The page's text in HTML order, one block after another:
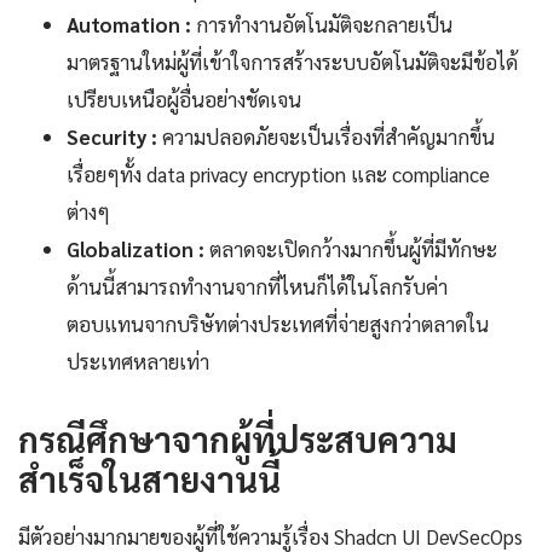
Automation : การทำงานอัตโนมัติจะกลายเป็น
มาตรฐานใหม่ผู้ที่เข้าใจการสร้างระบบอัตโนมัติจะมีข้อได้
เปรียบเหนือผู้อื่นอย่างชัดเจน
Security : ความปลอดภัยจะเป็นเรื่องที่สำคัญมากขึ้น
เรื่อยๆทั้ง data privacy encryption และ compliance
ต่างๆ
Globalization : ตลาดจะเปิดกว้างมากขึ้นผู้ที่มีทักษะ
ด้านนี้สามารถทำงานจากที่ไหนก็ได้ในโลกรับค่า
ตอบแทนจากบริษัทต่างประเทศที่จ่ายสูงกว่าตลาดใน
ประเทศหลายเท่า
กรณีศึกษาจากผู้ที่ประสบความ
สำเร็จในสายงานนี้
มีตัวอย่างมากมายของผู้ที่ใช้ความรู้เรื่อง Shadcn UI DevSecOps